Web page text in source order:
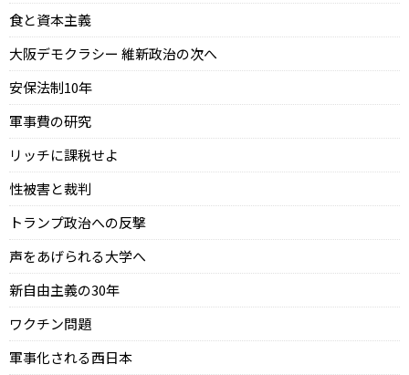
食と資本主義
大阪デモクラシー 維新政治の次へ
安保法制10年
軍事費の研究
リッチに課税せよ
性被害と裁判
トランプ政治への反撃
声をあげられる大学へ
新自由主義の30年
ワクチン問題
軍事化される西日本